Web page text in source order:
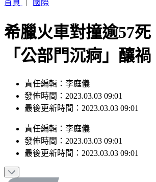
首頁
國際
希臘火車對撞逾57
「公部門沉痾」釀禍
責任編輯：李庭儀
發佈時間：2023.03.03 09:01
最後更新時間：2023.03.03 09:01
責任編輯 ： 李庭儀
發佈時間： 2023.03.03 09:01
最後更新時間： 2023.03.03 09:01